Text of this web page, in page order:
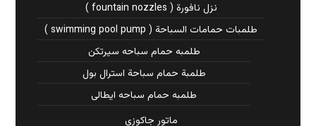
نزل نافورة ( fountain nozzles )
طلمبات حمامات السباحة ( swimming pool pump )
طلمبه حمام سباحه سيرتكن
طلمبة حمام سباحة استرال بول
طلمبه حمام سباحه ايطالى
ماتور جاكوزي